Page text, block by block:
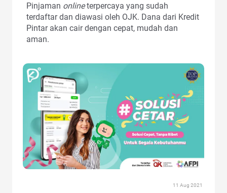
Pinjaman online terpercaya yang sudah
terdaftar dan diawasi oleh OJK. Dana dari Kredit
Pintar akan cair dengan cepat, mudah dan
aman.
11 Aug 2021